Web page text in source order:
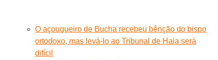
O açougueiro de Bucha recebeu bênção do bispo
ortodoxo, mas levá-lo ao Tribunal de Haia será
difícil